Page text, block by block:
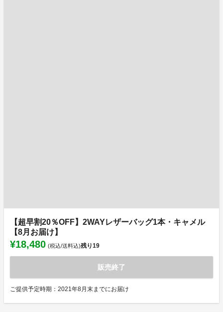
【超早割20％OFF】2WAYレザーバッグ1本・キャメル
【8月お届け】
¥18,480 (税込/送料込)残り19
販売終了
ご提供予定時期：2021年8月末までにお届け